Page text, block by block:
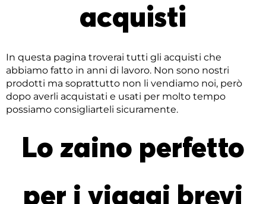
acquisti
In questa pagina troverai tutti gli acquisti che
abbiamo fatto in anni di lavoro. Non sono nostri
prodotti ma soprattutto non li vendiamo noi, però
dopo averli acquistati e usati per molto tempo
possiamo consigliarteli sicuramente.
Lo zaino perfetto
per i viaggi brevi